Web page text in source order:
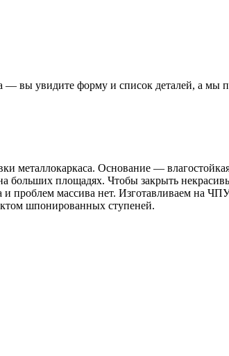
— вы увидите форму и список деталей, а мы
Основание —
больших площадях. Чтобы закрыть
проблем массива нет. Изготавливаем на
шпонированных ступеней.